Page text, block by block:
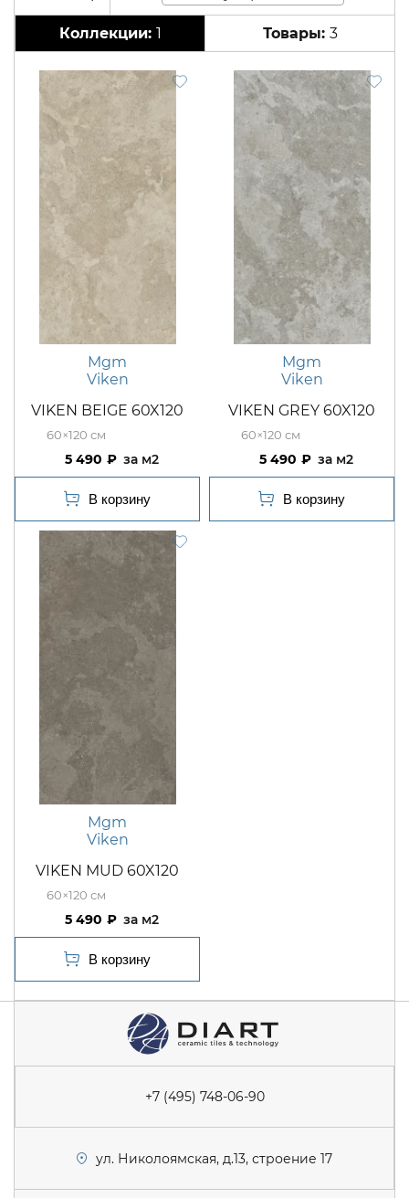
1 3
Mgm
Viken
VIKEN BEIGE 60X120
60×120
5 490 м2
Mgm
Viken
VIKEN GREY 60X120
60×120
5 490 м2
Mgm
Viken
VIKEN MUD 60X120
60×120
5 490 м2
+7 (495) 748-06-90
ул. Николоямская, д.13, строение 17